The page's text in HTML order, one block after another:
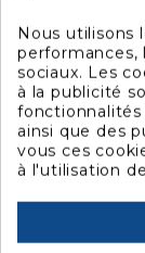
 
Nous utilisons
performances,
sociaux. Les
à la publicité
fonctionnalités
ainsi que des
vous ces
à l'utilisation